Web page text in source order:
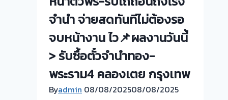
จำนำ จ่ายสดทันทีไม่ต้องรอ
จบหน้างาน ไว📌ผลงานวันนี้
> รับซื้อตั๋วจำนำทอง-
พระราม4 คลองเตย กรุงเทพ
Byadmin 08/08/202508/08/2025